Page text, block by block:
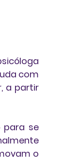
com
a partir
para se
o